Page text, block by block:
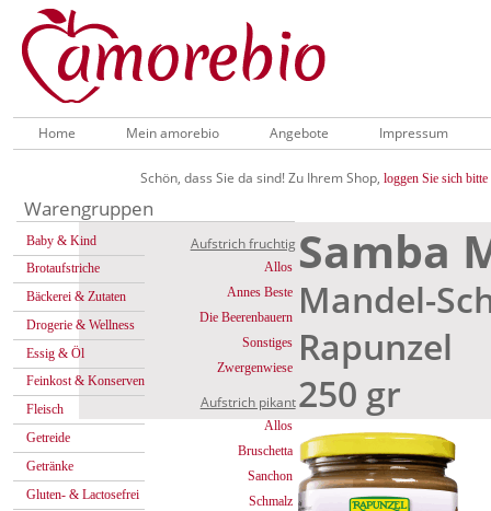
Home Mein amorebio Angebote Impressum
Schön, dass Sie da sind! Zu Ihrem Shop, loggen Sie sich bitte
Warengruppen
Baby & Kind
Brotaufstriche
Bäckerei & Zutaten
Drogerie & Wellness
Essig & Öl
Feinkost & Konserven
Fleisch
Getreide
Getränke
Gluten- & Lactosefrei
Aufstrich fruchtig
Allos
Annes Beste
Die Beerenbauern
Sonstiges
Zwergenwiese
Aufstrich pikant
Allos
Bruschetta
Sanchon
Schmalz
Samba
Mandel-
Rapunzel
250 gr